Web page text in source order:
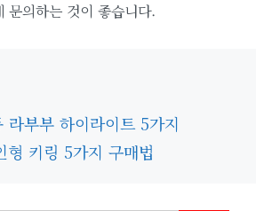
문의하는 것이 좋습니다.
라부부 하이라이트 5가지
형 키링 5가지 구매법